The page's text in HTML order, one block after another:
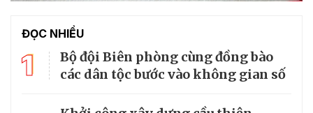
ĐỌC NHIỀU
1
Bộ đội Biên phòng cùng đồng bào
các dân tộc bước vào không gian số